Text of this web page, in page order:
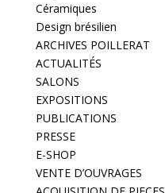
Céramiques
Design brésilien
ARCHIVES POILLERAT
ACTUALITÉS
SALONS
EXPOSITIONS
PUBLICATIONS
PRESSE
E-SHOP
VENTE D’OUVRAGES